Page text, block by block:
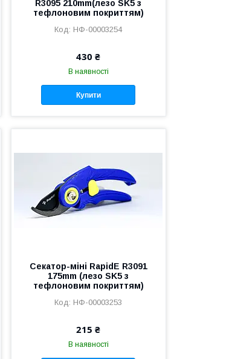
R3095 210mm(лезо SK5 з
тефлоновим покриттям)
НФ-00003254
430 ₴
В наявності
Купити
Секатор-міні RapidE R3091
175mm (лезо SK5 з
тефлоновим покриттям)
НФ-00003253
215 ₴
В наявності